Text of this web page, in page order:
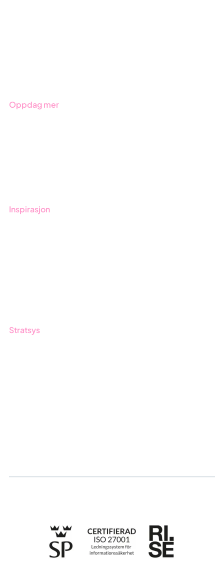
Oppdag mer
Inspirasjon
Stratsys